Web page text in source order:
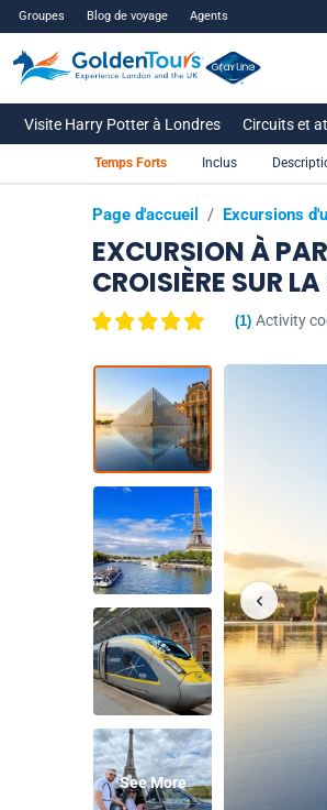
Groupes Blog de voyage Agents
Visite Harry Potter à Londres Circuits et
Page d'accueil / Excursions
EXCURSION À
CROISIÈRE SUR
(1) Activity
See More
Temps Forts Inclus